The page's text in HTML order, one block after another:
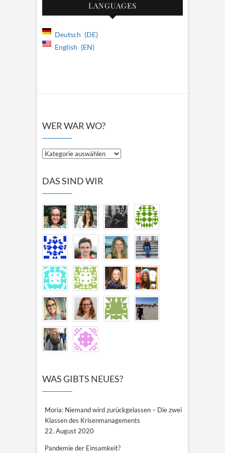
LANGUAGES
Deutsch
DE
English
EN
WER WAR WO?
Wer
DAS SIND WIR
WAS GIBTS NEUES?
Moria: Niemand wird zurückgelassen – Die zwei
Klassen des Krisenmanagements
22. August 2020
Pandemie der Einsamkeit?